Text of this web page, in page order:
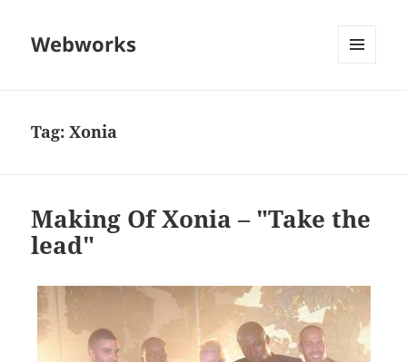
Webworks
Tag:Xonia
Making Of Xonia – "Take the
lead"